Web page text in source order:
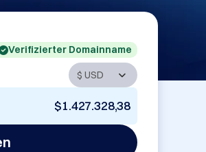
Verifizierter Domainname
$1.427.328,38